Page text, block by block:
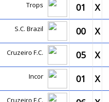
Trops 01 X
S.C. Brazil 00 X
Cruzeiro F.C. 05 X
Incor 01 X
Cruzeiro F.C.